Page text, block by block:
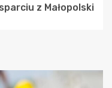
z Małopolski